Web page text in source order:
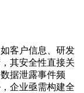
客户信息、研发
其安全性直接关
据泄露事件频
企业亟需构建全